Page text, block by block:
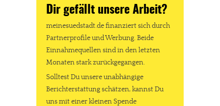
Dir gefällt unsere Arbeit?
meinesuedstadt.de finanziert sich durch
Partnerprofile und Werbung. Beide
Einnahmequellen sind in den letzten
Monaten stark zurückgegangen.
Solltest Du unsere unabhängige
Berichterstattung schätzen, kannst Du
uns mit einer kleinen Spende